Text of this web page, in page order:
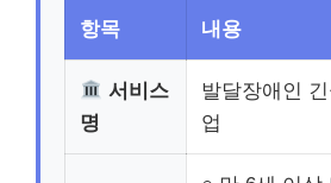
항목 내용
서비스
명
발달장애인
업